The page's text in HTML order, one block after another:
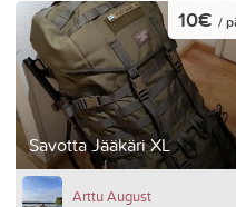
Savotta Jääkäri XL
10€ /
Arttu August